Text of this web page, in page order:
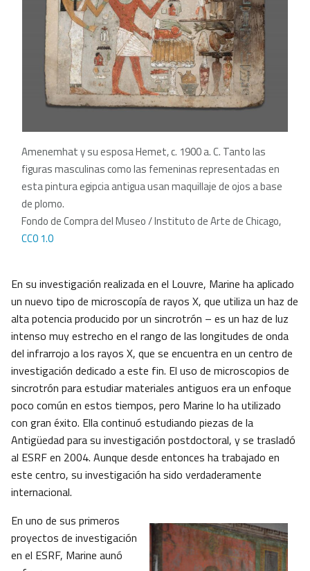
Amenemhat y su esposa Hemet, c. 1900 a. C. Tanto las
figuras masculinas como las femeninas representadas en
esta pintura egipcia antigua usan maquillaje de ojos a base
de plomo.
Fondo de Compra del Museo / Instituto de Arte de Chicago,
CC0 1.0
En su investigación realizada en el Louvre, Marine ha aplicado
un nuevo tipo de microscopía de rayos X, que utiliza un haz de
alta potencia producido por un sincrotrón – es un haz de luz
intenso muy estrecho en el rango de las longitudes de onda
del infrarrojo a los rayos X, que se encuentra en un centro de
investigación dedicado a este fin. El uso de microscopios de
sincrotrón para estudiar materiales antiguos era un enfoque
poco común en estos tiempos, pero Marine lo ha utilizado
con gran éxito. Ella continuó estudiando piezas de la
Antigüedad para su investigación postdoctoral, y se trasladó
al ESRF en 2004. Aunque desde entonces ha trabajado en
este centro, su investigación ha sido verdaderamente
internacional.
En uno de sus primeros
proyectos de investigación
en el ESRF, Marine aunó